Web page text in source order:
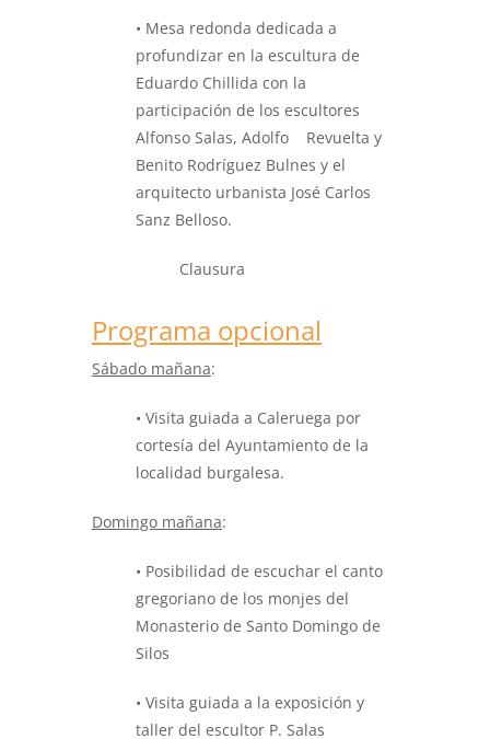
• Mesa redonda dedicada a
profundizar en la escultura de
Eduardo Chillida con la
participación de los escultores
Alfonso Salas, Adolfo Revuelta y
Benito Rodríguez Bulnes y el
arquitecto urbanista José Carlos
Sanz Belloso.
Clausura
Programa opcional
Sábado mañana:
• Visita guiada a Caleruega por
cortesía del Ayuntamiento de la
localidad burgalesa.
Domingo mañana:
• Posibilidad de escuchar el canto
gregoriano de los monjes del
Monasterio de Santo Domingo de
Silos
• Visita guiada a la exposición y
taller del escultor P. Salas